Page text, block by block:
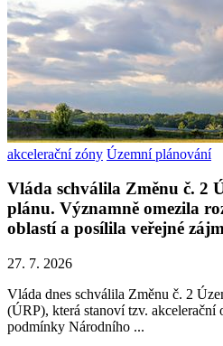
akcelerační zóny Územní plánování
Vláda schválila Změnu č. 2
plánu. Významně omezila
oblastí a posílila veřejné
27. 7. 2026
Vláda dnes schválila Změnu č. 2
(ÚRP), která stanoví tzv.
podmínky Národního ...